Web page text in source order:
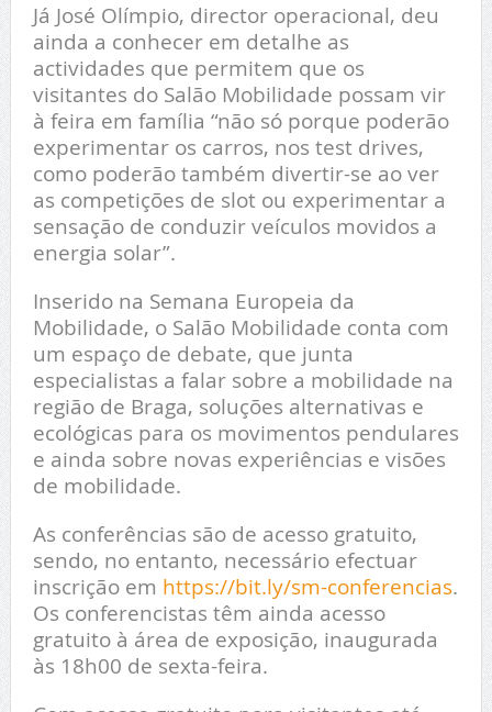
Já José Olímpio, director operacional, deu
ainda a conhecer em detalhe as
actividades que permitem que os
visitantes do Salão Mobilidade possam vir
à feira em família “não só porque poderão
experimentar os carros, nos test drives,
como poderão também divertir-se ao ver
as competições de slot ou experimentar a
sensação de conduzir veículos movidos a
energia solar”.
Inserido na Semana Europeia da
Mobilidade, o Salão Mobilidade conta com
um espaço de debate, que junta
especialistas a falar sobre a mobilidade na
região de Braga, soluções alternativas e
ecológicas para os movimentos pendulares
e ainda sobre novas experiências e visões
de mobilidade.
As conferências são de acesso gratuito,
sendo, no entanto, necessário efectuar
inscrição em https://bit.ly/sm-conferencias.
Os conferencistas têm ainda acesso
gratuito à área de exposição, inaugurada
às 18h00 de sexta-feira.